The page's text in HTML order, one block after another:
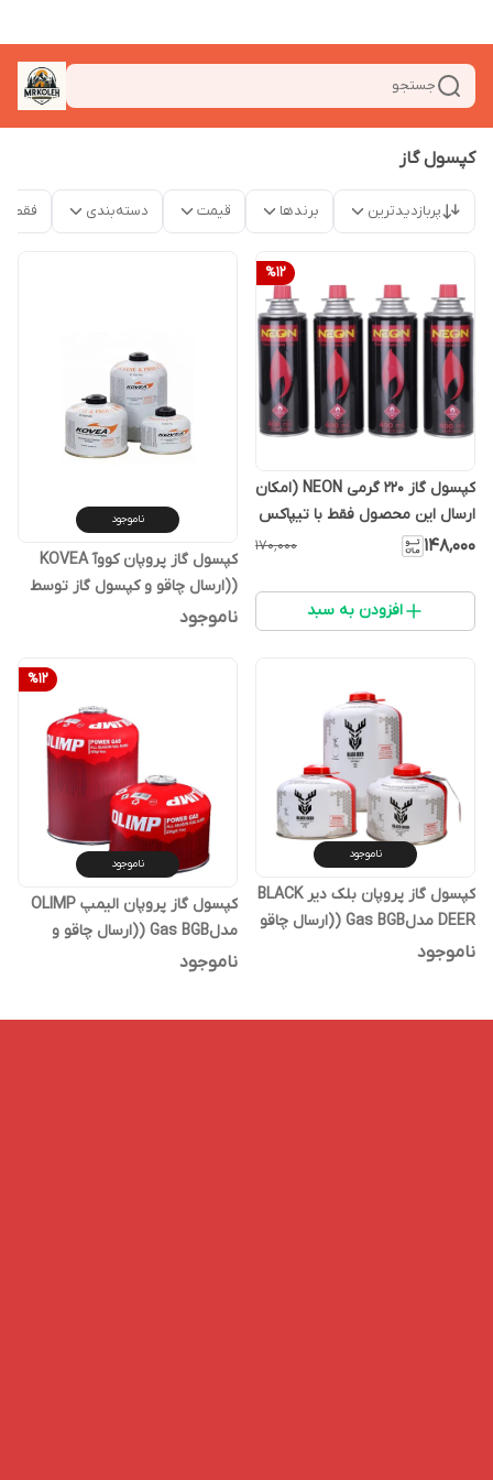
جستجو
کپسول گاز
پربازدیدترین برندها قیمت دسته‌بندی فقط
%12
کپسول گاز 220 گرمی NEON (امکان
ارسال این محصول فقط با تیپاکس
امکان پذیر می‌باشد )
۱۴۸٬۰۰۰ ۱۷۰٬۰۰۰
افزودن به سبد
ناموجود
کپسول گاز پروپان کووآ KOVEA
((ارسال چاقو و کپسول گاز توسط
پست امکان پذیر نمی باشد))
ناموجود
ناموجود
کپسول گاز پروپان بلک دیر BLACK
DEER مدلGas BGB ((ارسال چاقو
و کپسول گاز توسط پست امکان
ناموجود
%12
ناموجود
کپسول گاز پروپان الیمپ OLIMP
مدلGas BGB ((ارسال چاقو و
کپسول گاز توسط پست امکان
ناموجود